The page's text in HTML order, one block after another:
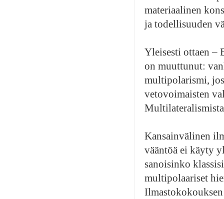
materiaalinen
ja todellisuuden
Yleisesti ottaen –
on muuttunut:
multipolarismi,
vetovoimaisten
Kansainvälinen
vääntöä ei käyty
sanoisinko
multipolaariset